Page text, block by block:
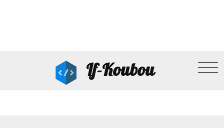
If-Koubou